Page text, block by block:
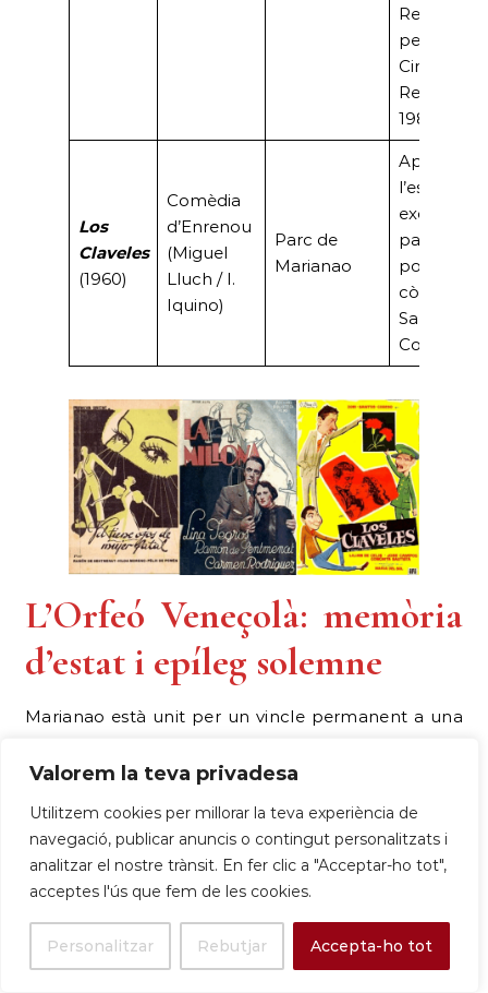
Valorem la teva privadesa
Utilitzem cookies per millorar la teva experiència de
navegació, publicar anuncis o contingut personalitzats i
analitzar el nostre trànsit. En fer clic a "Acceptar-ho tot",
acceptes l'ús que fem de les cookies.
Personalitzar Rebutjar Accepta-ho tot
Rescatada
per la
Real
1985.
Los
Claveles
(1960)
Comèdia
d’Enrenou
(Miguel
Lluch / I.
Iquino)
Parc de
Marianao
Aprofita
l’escenari
exòtic del
parc amb
popular
còmic Zori,
Santos i
Codeso.
L’Orfeó Veneçolà: memòria
d’estat i epíleg solemne
Marianao està unit per un vincle permanent a una
Veneçuela. Carles Serret, director de l’Arxiu Històric,
recull el sentiment profund que va generar a Sant
Boi la pèrdua d’aquesta «generació important
de cantaires». El setembre de1976, el Cor
Universitari de Caracas (Orfeó de la Universitat
Central de Veneçuela) es dirigia cap a Marianao per
actuar al XII Dia Internacional del Cant Coral. L’avió